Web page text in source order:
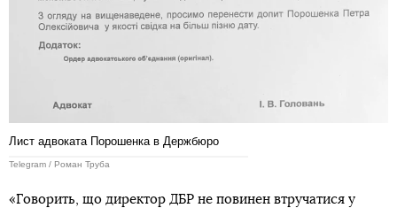
Лист адвоката Порошенка в Держбюро
Telegram / Роман Труба
«Говорить, що директор ДБР не повинен втручатися у